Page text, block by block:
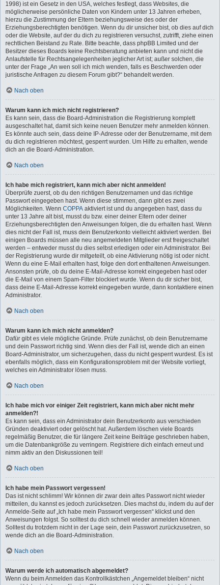
1998) ist ein Gesetz in den USA, welches festlegt, dass Websites, die
möglicherweise persönliche Daten von Kindern unter 13 Jahren erheben,
hierzu die Zustimmung der Eltern beziehungsweise des oder der
Erziehungsberechtigten benötigen. Wenn du dir unsicher bist, ob dies auf dich
oder die Website, auf der du dich zu registrieren versuchst, zutrifft, ziehe einen
rechtlichen Beistand zu Rate. Bitte beachte, dass phpBB Limited und der
Besitzer dieses Boards keine Rechtsberatung anbieten kann und nicht die
Anlaufstelle für Rechtsangelegenheiten jeglicher Art ist; außer solchen, die
unter der Frage „An wen soll ich mich wenden, falls es Beschwerden oder
juristische Anfragen zu diesem Forum gibt?“ behandelt werden.
Nach oben
Warum kann ich mich nicht registrieren?
Es kann sein, dass die Board-Administration die Registrierung komplett
ausgeschaltet hat, damit sich keine neuen Benutzer mehr anmelden können.
Es könnte auch sein, dass deine IP-Adresse oder der Benutzername, mit dem
du dich registrieren möchtest, gesperrt wurden. Um Hilfe zu erhalten, wende
dich an die Board-Administration.
Nach oben
Ich habe mich registriert, kann mich aber nicht anmelden!
Überprüfe zuerst, ob du den richtigen Benutzernamen und das richtige
Passwort eingegeben hast. Wenn diese stimmen, dann gibt es zwei
Möglichkeiten. Wenn COPPA aktiviert ist und du angegeben hast, dass du
unter 13 Jahre alt bist, musst du bzw. einer deiner Eltern oder deiner
Erziehungsberechtigten den Anweisungen folgen, die du erhalten hast. Wenn
dies nicht der Fall ist, muss dein Benutzerkonto vielleicht aktiviert werden. Bei
einigen Boards müssen alle neu angemeldeten Mitglieder erst freigeschaltet
werden – entweder musst du dies selbst erledigen oder ein Administrator. Bei
der Registrierung wurde dir mitgeteilt, ob eine Aktivierung nötig ist oder nicht.
Wenn du eine E-Mail erhalten hast, folge den dort enthaltenen Anweisungen.
Ansonsten prüfe, ob du deine E-Mail-Adresse korrekt eingegeben hast oder
die E-Mail von einem Spam-Filter blockiert wurde. Wenn du dir sicher bist,
dass deine E-Mail-Adresse korrekt eingegeben wurde, dann kontaktiere einen
Administrator.
Nach oben
Warum kann ich mich nicht anmelden?
Dafür gibt es viele mögliche Gründe. Prüfe zunächst, ob dein Benutzername
und dein Passwort richtig sind. Wenn dies der Fall ist, wende dich an einen
Board-Administrator, um sicherzugehen, dass du nicht gesperrt wurdest. Es ist
ebenfalls möglich, dass ein Konfigurationsproblem mit der Website vorliegt,
welches ein Administrator lösen muss.
Nach oben
Ich habe mich vor einiger Zeit registriert, kann mich aber nicht mehr
anmelden?!
Es kann sein, dass ein Administrator dein Benutzerkonto aus verschieden
Gründen deaktiviert oder gelöscht hat. Außerdem löschen viele Boards
regelmäßig Benutzer, die für längere Zeit keine Beiträge geschrieben haben,
um die Datenbankgröße zu verringern. Registriere dich einfach erneut und
nimm aktiv an den Diskussionen teil!
Nach oben
Ich habe mein Passwort vergessen!
Das ist nicht schlimm! Wir können dir zwar dein altes Passwort nicht wieder
mitteilen, du kannst es jedoch zurücksetzen. Dies machst du, indem du auf der
Anmelde-Seite auf „Ich habe mein Passwort vergessen“ klickst und den
Anweisungen folgst. So solltest du dich schnell wieder anmelden können.
Solltest du trotzdem nicht in der Lage sein, dein Passwort zurückzusetzen, so
wende dich an die Board-Administration.
Nach oben
Warum werde ich automatisch abgemeldet?
Wenn du beim Anmelden das Kontrollkästchen „Angemeldet bleiben“ nicht